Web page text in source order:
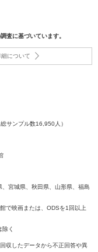
査に基づいています。
について
サンプル数16,950人）
宮城県、秋田県、山形県、福島
で映画または、ODSを1回以上
く
収したデータから不正回答や異